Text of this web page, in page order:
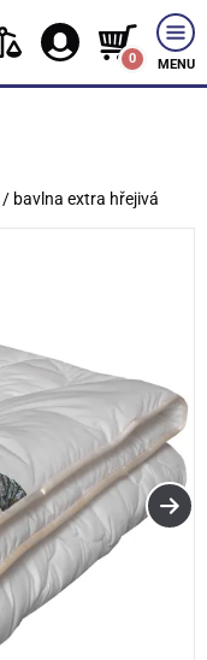
0 MENU
/ bavlna extra hřejivá